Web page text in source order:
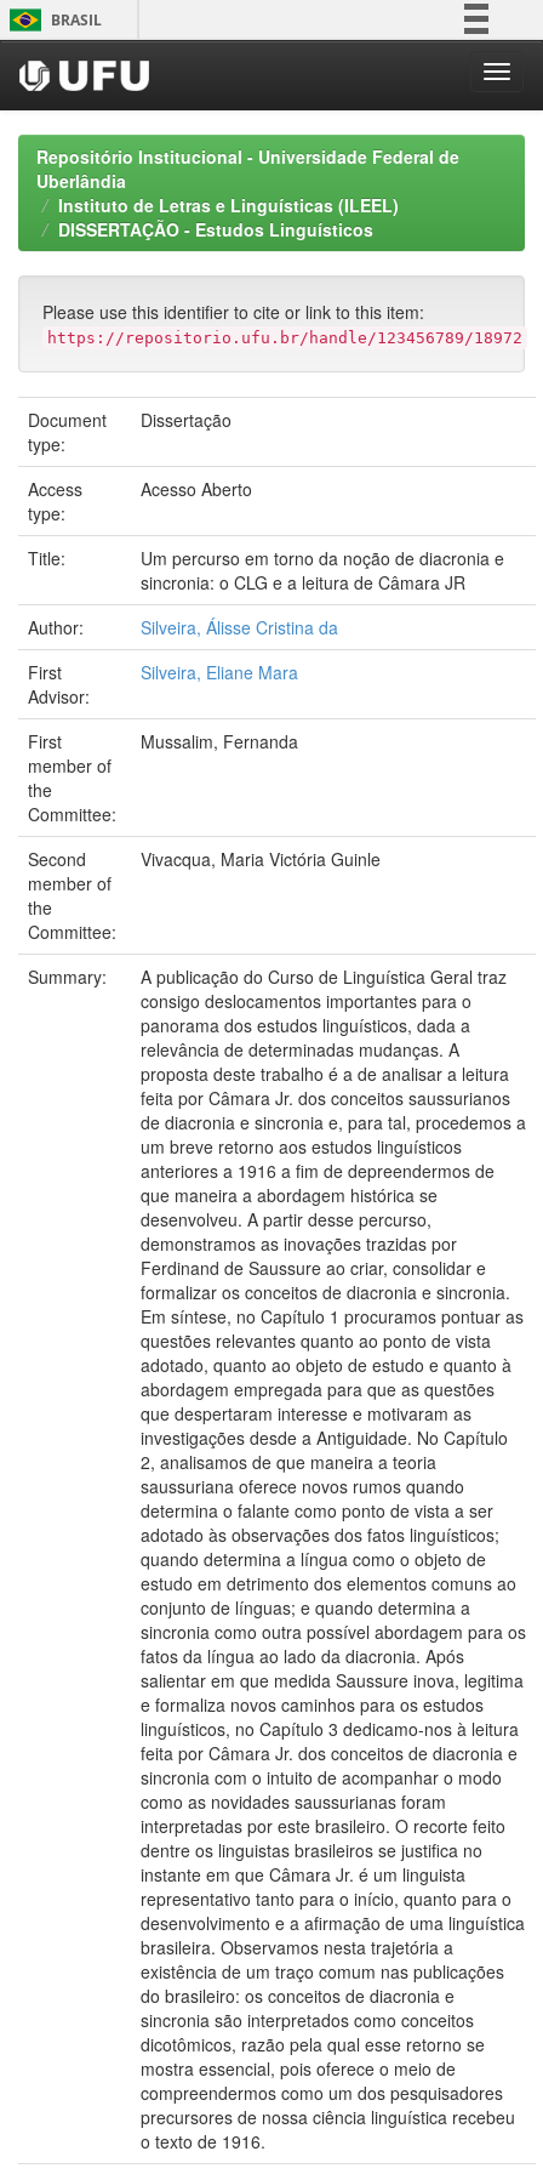
Skip
navigation
BRASIL
Participe
Acesso à informação
Legislação
Canais
Repositório Institucional - Universidade Federal de
Uberlândia
Instituto de Letras e Linguísticas (ILEEL)
DISSERTAÇÃO - Estudos Linguísticos
Please use this identifier to cite or link to this item:
https://repositorio.ufu.br/handle/123456789/18972
Document
type:
Dissertação
Access
type:
Acesso Aberto
Title:
Um percurso em torno da noção de diacronia e
sincronia: o CLG e a leitura de Câmara JR
Author:
Silveira, Álisse Cristina da
First
Advisor:
Silveira, Eliane Mara
First
member of
the
Committee:
Mussalim, Fernanda
Second
member of
the
Committee:
Vivacqua, Maria Victória Guinle
Summary:
A publicação do Curso de Linguística Geral traz
consigo deslocamentos importantes para o
panorama dos estudos linguísticos, dada a
relevância de determinadas mudanças. A
proposta deste trabalho é a de analisar a leitura
feita por Câmara Jr. dos conceitos saussurianos
de diacronia e sincronia e, para tal, procedemos a
um breve retorno aos estudos linguísticos
anteriores a 1916 a fim de depreendermos de
que maneira a abordagem histórica se
desenvolveu. A partir desse percurso,
demonstramos as inovações trazidas por
Ferdinand de Saussure ao criar, consolidar e
formalizar os conceitos de diacronia e sincronia.
Em síntese, no Capítulo 1 procuramos pontuar as
questões relevantes quanto ao ponto de vista
adotado, quanto ao objeto de estudo e quanto à
abordagem empregada para que as questões
que despertaram interesse e motivaram as
investigações desde a Antiguidade. No Capítulo
2, analisamos de que maneira a teoria
saussuriana oferece novos rumos quando
determina o falante como ponto de vista a ser
adotado às observações dos fatos linguísticos;
quando determina a língua como o objeto de
estudo em detrimento dos elementos comuns ao
conjunto de línguas; e quando determina a
sincronia como outra possível abordagem para os
fatos da língua ao lado da diacronia. Após
salientar em que medida Saussure inova, legitima
e formaliza novos caminhos para os estudos
linguísticos, no Capítulo 3 dedicamo-nos à leitura
feita por Câmara Jr. dos conceitos de diacronia e
sincronia com o intuito de acompanhar o modo
como as novidades saussurianas foram
interpretadas por este brasileiro. O recorte feito
dentre os linguistas brasileiros se justifica no
instante em que Câmara Jr. é um linguista
representativo tanto para o início, quanto para o
desenvolvimento e a afirmação de uma linguística
brasileira. Observamos nesta trajetória a
existência de um traço comum nas publicações
do brasileiro: os conceitos de diacronia e
sincronia são interpretados como conceitos
dicotômicos, razão pela qual esse retorno se
mostra essencial, pois oferece o meio de
compreendermos como um dos pesquisadores
precursores de nossa ciência linguística recebeu
o texto de 1916.